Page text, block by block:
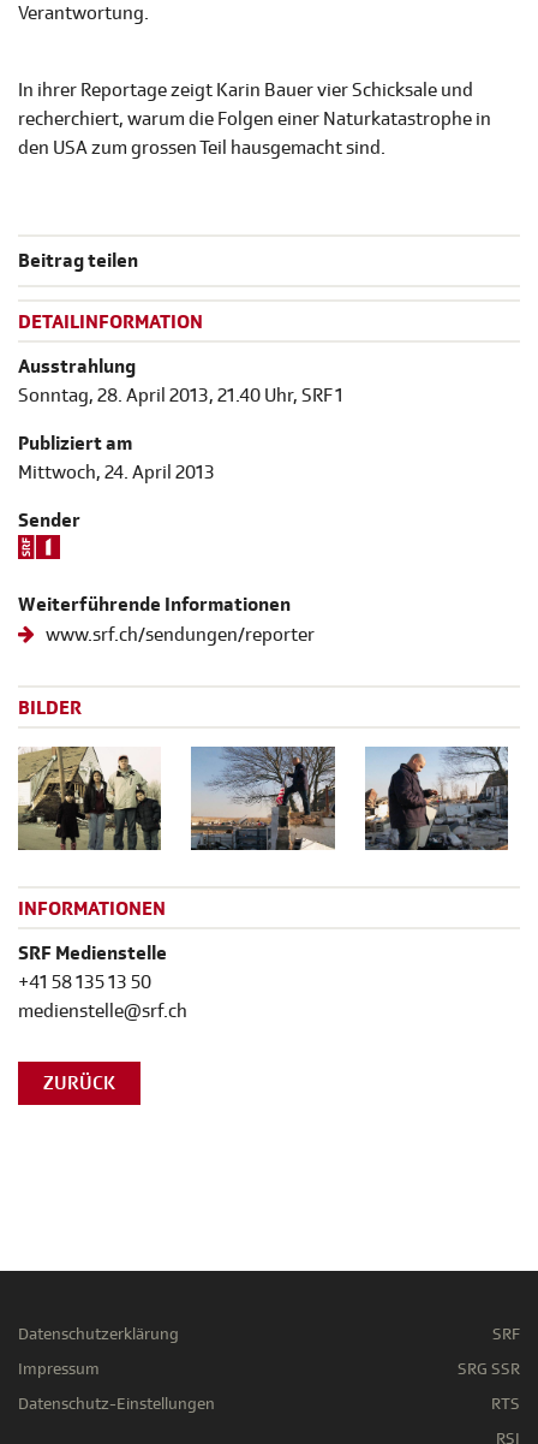
Verantwortung.
In ihrer Reportage zeigt Karin Bauer vier Schicksale und
recherchiert, warum die Folgen einer Naturkatastrophe in
den USA zum grossen Teil hausgemacht sind.
Beitrag teilen
DETAILINFORMATION
Ausstrahlung
Sonntag, 28. April 2013, 21.40 Uhr, SRF 1
Publiziert am
Mittwoch, 24. April 2013
Sender
Weiterführende Informationen
www.srf.ch/sendungen/reporter
BILDER
INFORMATIONEN
SRF Medienstelle
+41 58 135 13 50
medienstelle@srf.ch
ZURÜCK
Datenschutzerklärung
Impressum
Datenschutz-Einstellungen
SRF
SRG SSR
RTS
RSI